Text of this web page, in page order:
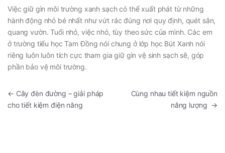
Việc giữ gìn môi trường xanh sạch có thể xuất phát từ những
hành động nhỏ bé nhất như vứt rác đúng nơi quy định, quét sân,
quang vườn. Tuổi nhỏ, việc nhỏ, tùy theo sức của mình. Các em
ở trường tiểu học Tam Đồng nói chung ở lớp học Bút Xanh nói
riêng luôn luôn tích cực tham gia giữ gìn vệ sinh sạch sẽ, góp
phần bảo vệ môi trường.
← Cây đèn đường – giải pháp
cho tiết kiệm điện năng
Cùng nhau tiết kiệm nguồn
năng lượng →